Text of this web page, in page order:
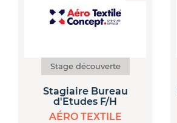
Stage découverte
Stagiaire Bureau
d'Etudes F/H
AÉRO TEXTILE